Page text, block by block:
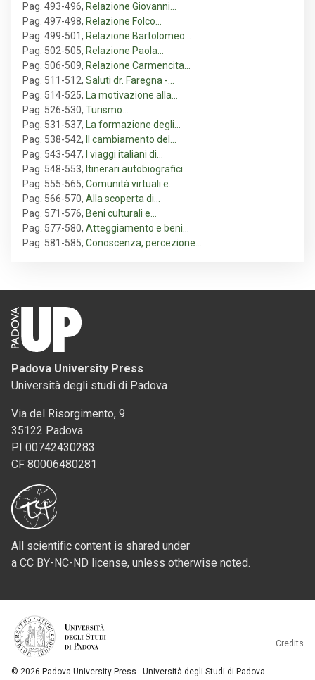
Pag. 493-496, Relazione Giovanni…
Pag. 497-498, Relazione Folco…
Pag. 499-501, Relazione Bartolomeo…
Pag. 502-505, Relazione Paola…
Pag. 506-509, Relazione Carmencita…
Pag. 511-512, Saluti dr. Faregna -…
Pag. 514-525,
La motivazione alla…
Pag. 526-530, Turismo…
Pag. 531-537,
La formazione degli…
Pag. 538-542,
Il cambiamento del…
Pag. 543-547,
I viaggi italiani di…
Pag. 548-553, Itinerari autobiografici…
Pag. 555-565, Comunità virtuali e…
Pag. 566-570, Alla scoperta di…
Pag. 571-576, Beni culturali e…
Pag. 577-580, Atteggiamento e beni…
Pag. 581-585, Conoscenza, percezione…
Padova University Press
Università degli studi di Padova
Via del Risorgimento, 9
35122 Padova
PI 00742430283
CF 80006480281
All scientific content is shared under
a CC BY-NC-ND license, unless otherwise noted.
© 2026 Padova University Press - Università degli Studi di Padova
Credits